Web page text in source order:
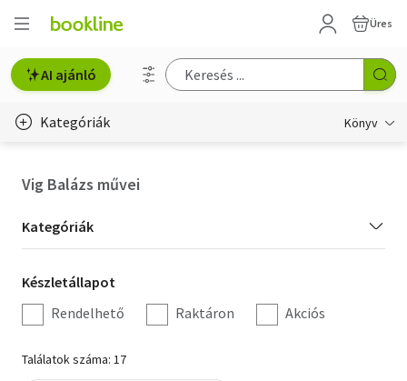
Üres
AI ajánló
Kategóriák Könyv
Hobbi, szabadidő
Irodalom
Művészet
Vig Balázs művei
Kategória
szűrés
Kategóriák
Készletállapot
szűrés
Készletállapot
Rendelhető
Raktáron Akciós
Találatok száma: 17